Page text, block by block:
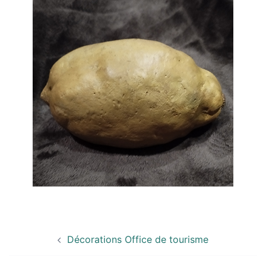
d’article Décorations Office de tourisme